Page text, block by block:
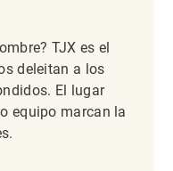
TJX es el
deleitan a los
El lugar
equipo marcan la